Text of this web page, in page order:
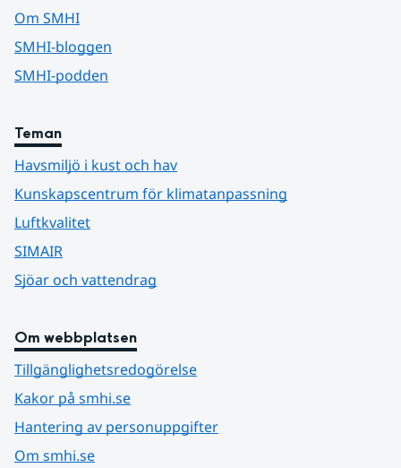
Om SMHI
SMHI-bloggen
SMHI-podden
Teman
Havsmiljö i kust och hav
Kunskapscentrum för klimatanpassning
Luftkvalitet
SIMAIR
Sjöar och vattendrag
Om webbplatsen
Tillgänglighetsredogörelse
Kakor på smhi.se
Hantering av personuppgifter
Om smhi.se